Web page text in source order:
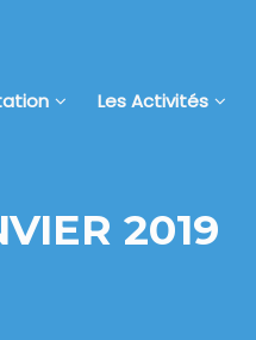
Les Activités
2019